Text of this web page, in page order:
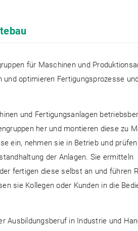
für Maschinen und
optimieren Fertigungsprozesse
und Fertigungsanlagen
her und montieren diese zu
ein, nehmen sie in Betrieb und
der Anlagen. Sie ermitteln
fertigen diese selbst an und führen
sie Kollegen oder Kunden in die
Ausbildungsberuf in Industrie und